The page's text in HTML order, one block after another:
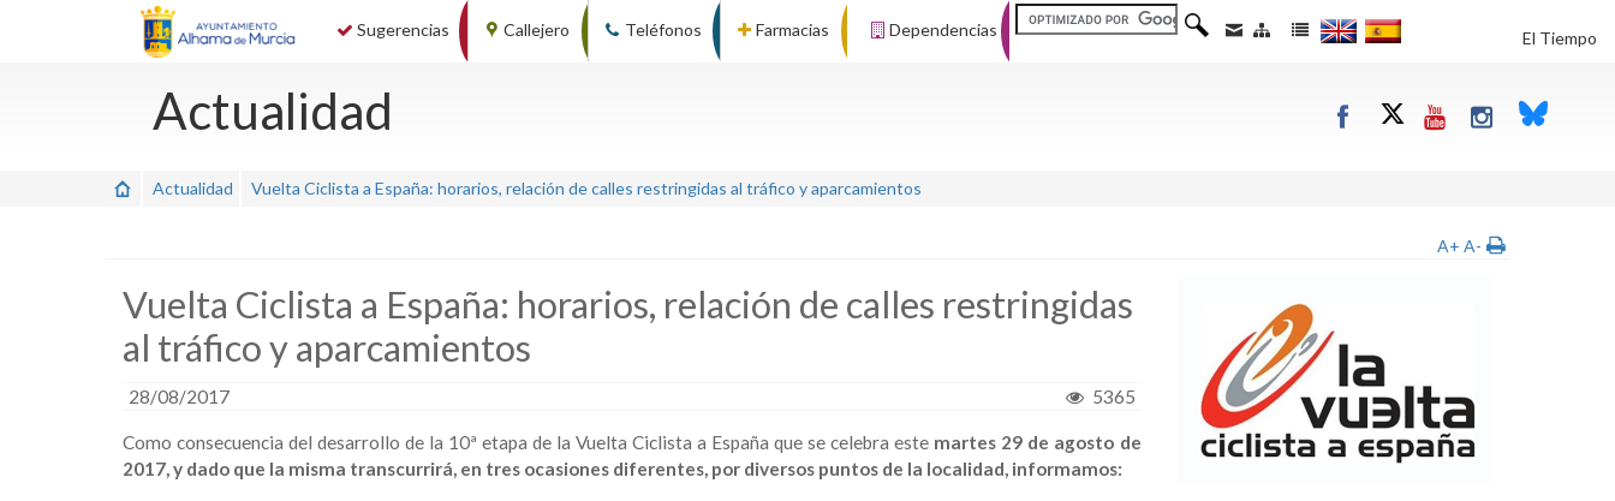
Sugerencias Callejero Teléfonos Farmacias Dependencias El Tiempo
Actualidad
Actualidad Vuelta Ciclista a España: horarios, relación de calles restringidas al tráfico y aparcamientos
A+ A-
Vuelta Ciclista a España: horarios, relación de calles restringidas
al tráfico y aparcamientos
28/08/2017 5365
Como consecuencia del desarrollo de la 10ª etapa de la Vuelta Ciclista a España que se celebra este martes 29 de agosto de
2017, y dado que la misma transcurrirá, en tres ocasiones diferentes, por diversos puntos de la localidad, informamos: